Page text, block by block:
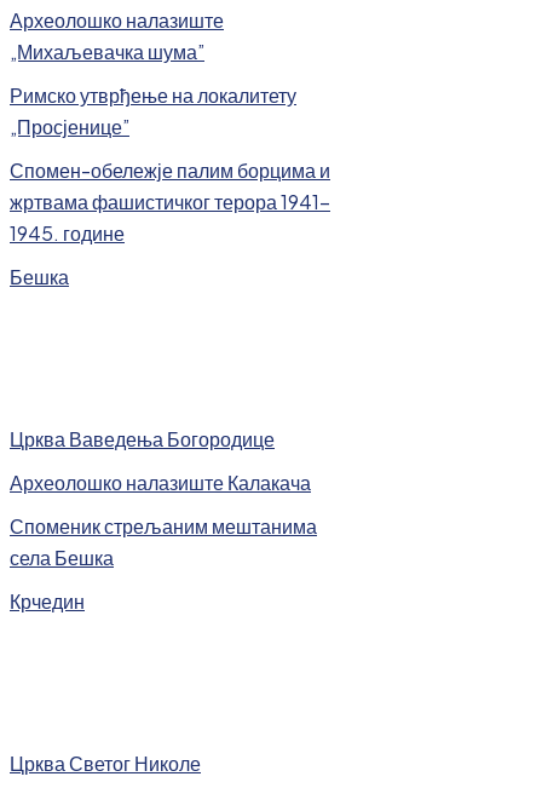
Археолошко налазиште
„Михаљевачка шума”
Римско утврђење на локалитету
„Просјенице”
Спомен-обележје палим борцима и
жртвама фашистичког терора 1941-
1945. године
Бешка
Црква Ваведења Богородице
Археолошко налазиште Калакача
Споменик стрељаним мештанима
села Бешка
Крчедин
Црква Светог Николе